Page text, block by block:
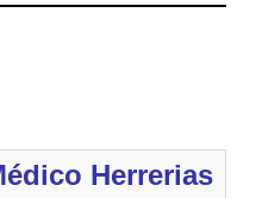
Herrerias